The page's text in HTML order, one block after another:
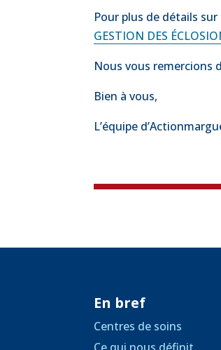
Pour plus de détails
GESTION DES
Nous vous remercions
Bien à vous,
L’équipe
En bref
Centres de soins
Ce qui nous définit